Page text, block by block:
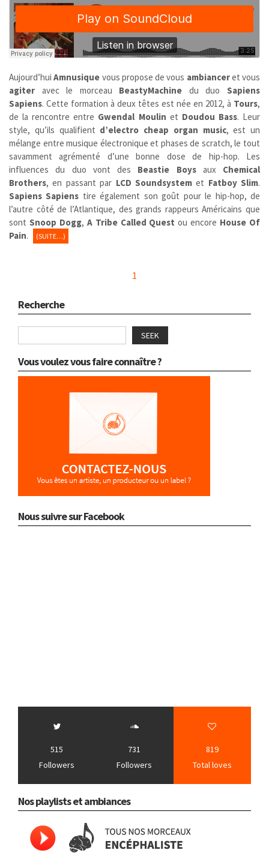
Aujourd’huiAmnusique vous propose de vous ambianceret vous
agiter avec le morceau BeastyMachine du duoSapiens
Sapiens. Cette formation à deux têtes est née en 2012, à Tours,
de la rencontre entre Gwendal Moulin et Doudou Bass. Leur
style, qu’ils qualifient d’electro cheap organ music, est un
mélange entre musique électronique et phases de scratch, le tout
savamment agrémenté d’une bonne dose de hip-hop. Les
influences du duo vont des Beastie Boysaux Chemical
Brothers, en passant par LCD Soundsystemet Fatboy Slim.
Sapiens Sapiens tire également son goût pour le hip-hop, de
l’autre côté de l’Atlantique, des grands rappeurs Américains que
sont Snoop Dogg, A Tribe Called Quest ou encore House Of
Pain. (SUITE…)
1
Recherche
SEEK
Vous voulez vous faire connaître ?
Nous suivre sur Facebook
515
Followers
731
Followers
819
Total loves
Nos playlists et ambiances